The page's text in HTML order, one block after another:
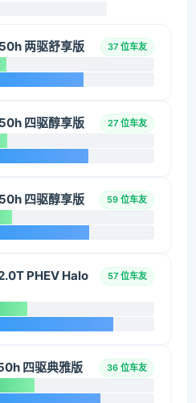
两驱舒享版 37 位车友
四驱醇享版 27 位车友
四驱醇享版 59 位车友
PHEV Halo
57 位车友
四驱典雅版 36 位车友